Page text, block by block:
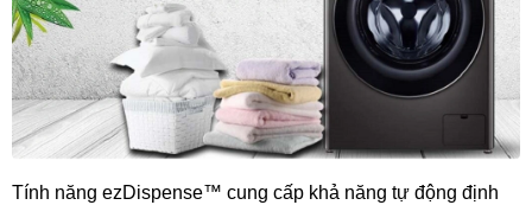
Tính năng ezDispense™ cung cấp khả năng tự động định